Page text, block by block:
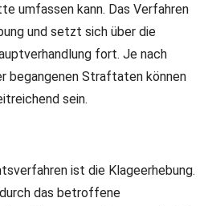
umfassen kann. Das Verfahren
und setzt sich über die
fort. Je nach
begangenen Straftaten können
sein.
ist die Klageerhebung.
das betroffene